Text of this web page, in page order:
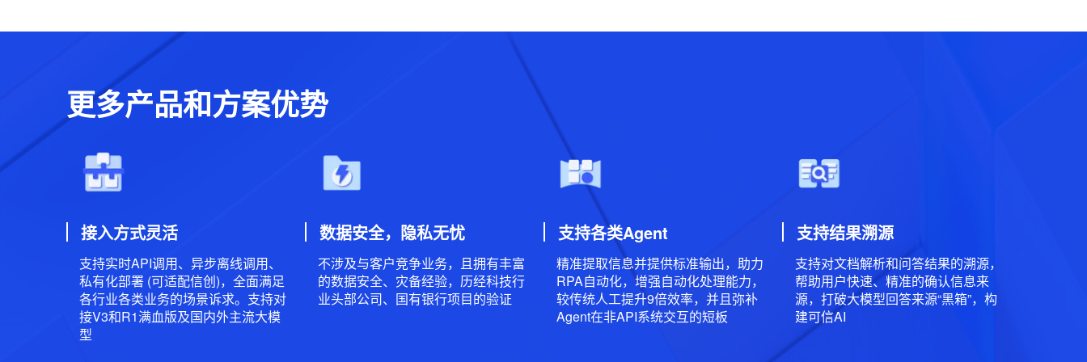
更多产品和方案优势
接入方式灵活
支持实时API调用、异步离线调用、
私有化部署 (可适配信创)，全面满足
各行业各类业务的场景诉求。支持对
接V3和R1满血版及国内外主流大模
型
数据安全，隐私无忧
不涉及与客户竞争业务，且拥有丰富
的数据安全、灾备经验，历经科技行
业头部公司、国有银行项目的验证
支持各类Agent
精准提取信息并提供标准输出，助力
RPA自动化，增强自动化处理能力，
较传统人工提升9倍效率，并且弥补
Agent在非API系统交互的短板
支持结果溯源
支持对文档解析和问答结果的溯源，
帮助用户快速、精准的确认信息来
源，打破大模型回答来源“黑箱”，构
建可信AI